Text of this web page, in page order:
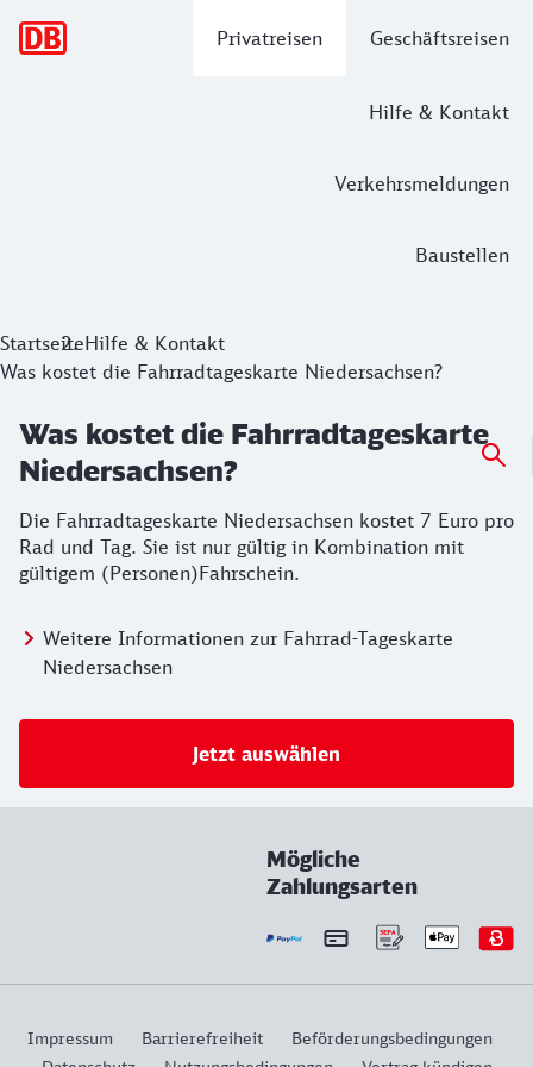
Privatreisen Geschäftsreisen
Hilfe & Kontakt
Verkehrsmeldungen
Baustellen
StartseiteHilfe & Kontakt
Was kostet die Fahrradtageskarte Niedersachsen?
Was kostet die Fahrradtageskarte
Niedersachsen?
Die Fahrradtageskarte Niedersachsen kostet 7 Euro pro
Rad und Tag. Sie ist nur gültig in Kombination mit
gültigem (Personen)Fahrschein.
Weitere Informationen zur Fahrrad-Tageskarte
Niedersachsen
Jetzt auswählen
Mögliche
Zahlungsarten
Impressum Barrierefreiheit
Beförderungsbedingungen